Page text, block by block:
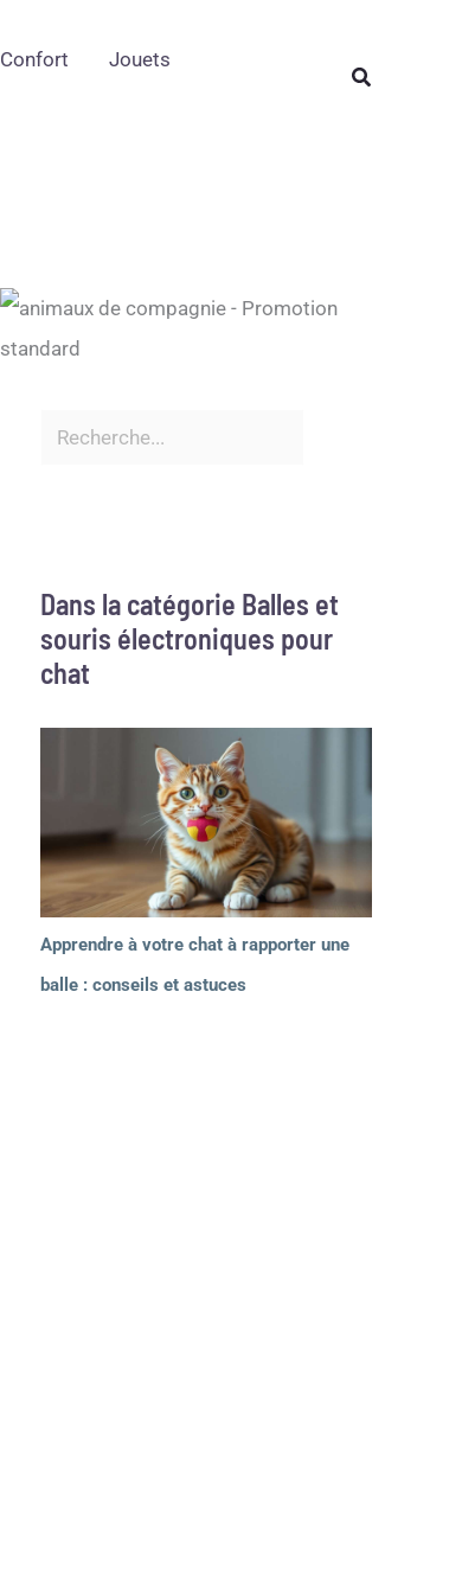
Confort
Jouets
Rechercher
Dans la catégorie Balles et
souris électroniques pour
chat
Apprendre à votre chat à rapporter une
balle : conseils et astuces